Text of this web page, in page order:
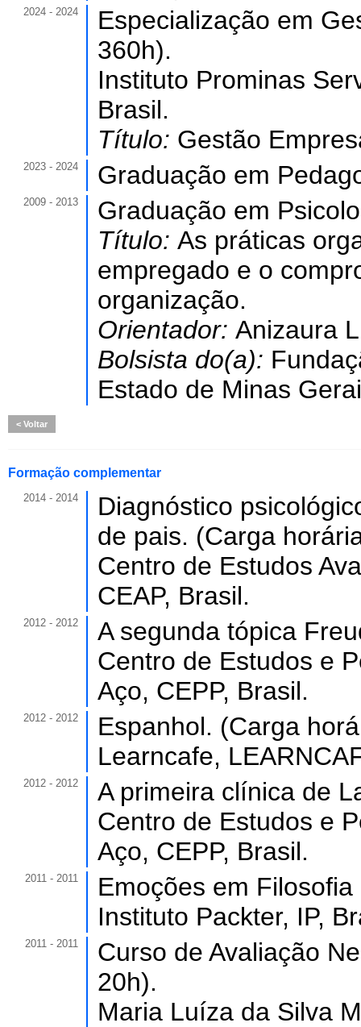
2024 - 2024
Especialização em
360h).
Instituto Prominas
Brasil.
Título: Gestão
2023 - 2024 Graduação em
2009 - 2013
Graduação em
Título: As práticas
empregado e o
organização.
Orientador: Anizaura
Bolsista do(a):
Estado de Minas
Voltar
Formação complementar
2014 - 2014
Diagnóstico
de pais. (Carga
Centro de Estudos
CEAP, Brasil.
2012 - 2012
A segunda tópica
Centro de Estudos e
Aço, CEPP, Brasil.
2012 - 2012
Espanhol. (Carga
Learncafe,
2012 - 2012
A primeira clínica de
Centro de Estudos e
Aço, CEPP, Brasil.
2011 - 2011
Emoções em
Instituto Packter, IP,
2011 - 2011
Curso de Avaliação
20h).
Maria Luíza da Silva